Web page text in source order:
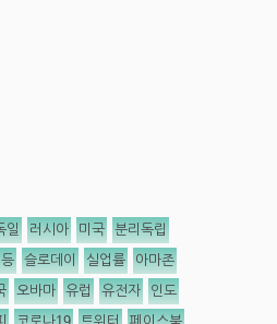
일 러시아 미국 분리독립
슬로데이 실업률 아마존
오바마 유럽 유전자 인도